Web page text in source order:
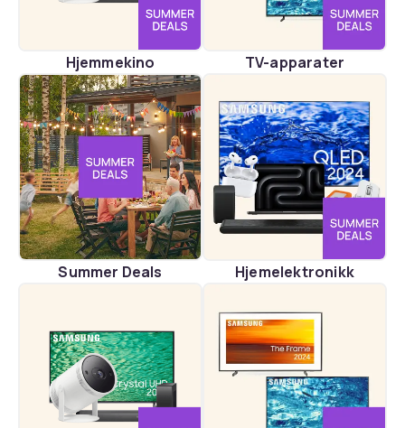
Hjemmekino TV-apparater
Summer Deals Hjemelektronikk